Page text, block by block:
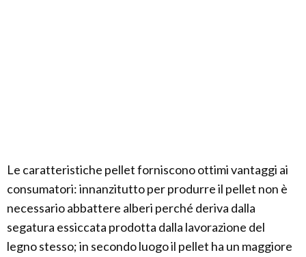
Le caratteristiche pellet forniscono ottimi vantaggi ai
consumatori: innanzitutto per produrre il pellet non è
necessario abbattere alberi perché deriva dalla
segatura essiccata prodotta dalla lavorazione del
legno stesso; in secondo luogo il pellet ha un maggiore